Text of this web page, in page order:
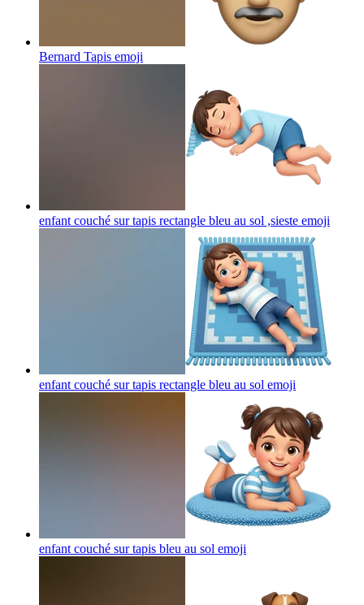
Bernard Tapis emoji
enfant couché sur tapis rectangle bleu au sol ,sieste emoji
enfant couché sur tapis rectangle bleu au sol emoji
enfant couché sur tapis bleu au sol emoji